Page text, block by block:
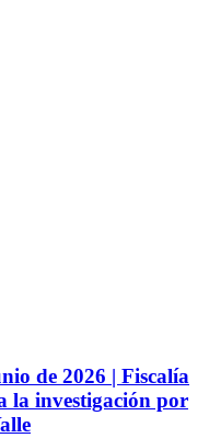
de 2026 | Fiscalía
la investigación por